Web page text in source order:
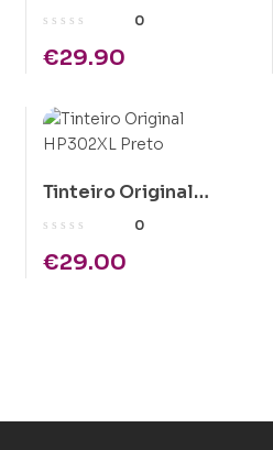
HP951XL Azul
0
€29.90
Tinteiro Original
HP302XL Preto
0
€29.00